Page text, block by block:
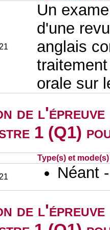
Un
d'une
anglais
orale sur
de
1 (Q1)
Type(s) et
Néant
de